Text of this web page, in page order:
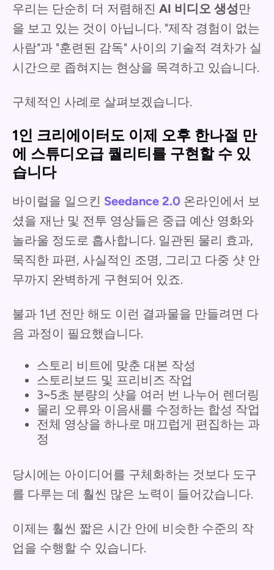
우리는 단순히 더 저렴해진 AI 비디오 생성만
을 보고 있는 것이 아닙니다. "제작 경험이 없는
사람"과 "훈련된 감독" 사이의 기술적 격차가 실
시간으로 좁혀지는 현상을 목격하고 있습니다.
구체적인 사례로 살펴보겠습니다.
1인 크리에이터도 이제 오후 한나절 만
에 스튜디오급 퀄리티를 구현할 수 있
습니다
바이럴을 일으킨 Seedance 2.0 온라인에서 보
셨을 재난 및 전투 영상들은 중급 예산 영화와
놀라울 정도로 흡사합니다. 일관된 물리 효과,
묵직한 파편, 사실적인 조명, 그리고 다중 샷 안
무까지 완벽하게 구현되어 있죠.
불과 1년 전만 해도 이런 결과물을 만들려면 다
음 과정이 필요했습니다.
스토리 비트에 맞춘 대본 작성
스토리보드 및 프리비즈 작업
3~5초 분량의 샷을 여러 번 나누어 렌더링
물리 오류와 이음새를 수정하는 합성 작업
전체 영상을 하나로 매끄럽게 편집하는 과
정
당시에는 아이디어를 구체화하는 것보다 도구
를 다루는 데 훨씬 많은 노력이 들어갔습니다.
이제는 훨씬 짧은 시간 안에 비슷한 수준의 작
업을 수행할 수 있습니다.